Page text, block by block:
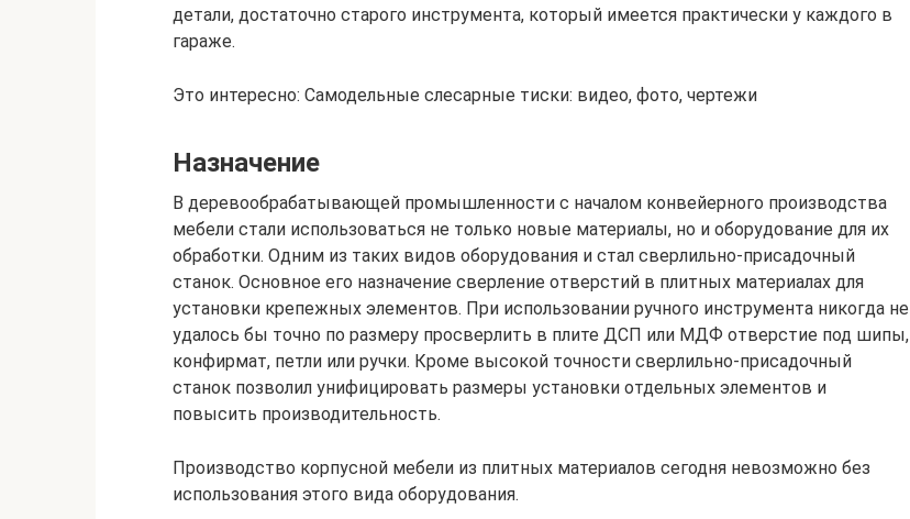
детали, достаточно старого инструмента, который имеется практически у каждого в
гараже.
Это интересно: Самодельные слесарные тиски: видео, фото, чертежи
Назначение
В деревообрабатывающей промышленности с началом конвейерного производства
мебели стали использоваться не только новые материалы, но и оборудование для их
обработки. Одним из таких видов оборудования и стал сверлильно-присадочный
станок. Основное его назначение сверление отверстий в плитных материалах для
установки крепежных элементов. При использовании ручного инструмента никогда не
удалось бы точно по размеру просверлить в плите ДСП или МДФ отверстие под шипы,
конфирмат, петли или ручки. Кроме высокой точности сверлильно-присадочный
станок позволил унифицировать размеры установки отдельных элементов и
повысить производительность.
Производство корпусной мебели из плитных материалов сегодня невозможно без
использования этого вида оборудования.